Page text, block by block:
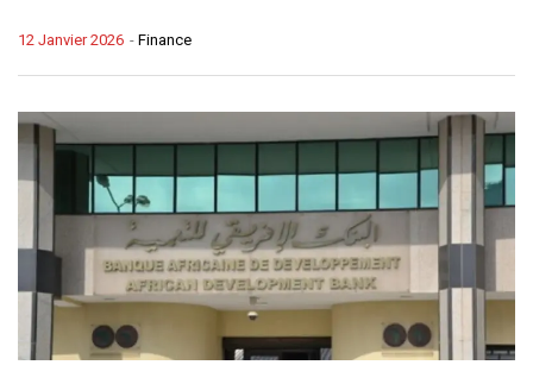
- Finance
12 Janvier 2026